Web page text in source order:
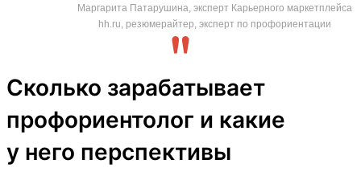
Маргарита Патарушина, эксперт Карьерного маркетплейса
hh.ru, резюмерайтер, эксперт по профориентации
Сколько зарабатывает
профориентолог и какие
у него перспективы